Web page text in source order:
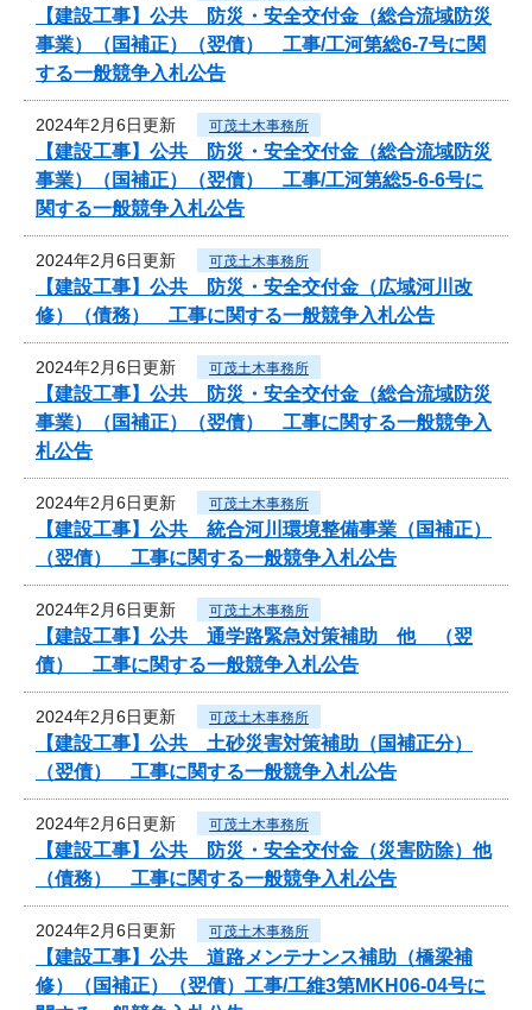
【建設工事】公共 防災・安全交付金（総合流域防災
事業）（国補正）（翌債） 工事/工河第総6-7号に関
する一般競争入札公告
2024年2月6日更新 可茂土木事務所
【建設工事】公共 防災・安全交付金（総合流域防災
事業）（国補正）（翌債） 工事/工河第総5-6-6号に
関する一般競争入札公告
2024年2月6日更新 可茂土木事務所
【建設工事】公共 防災・安全交付金（広域河川改
修）（債務） 工事に関する一般競争入札公告
2024年2月6日更新 可茂土木事務所
【建設工事】公共 防災・安全交付金（総合流域防災
事業）（国補正）（翌債） 工事に関する一般競争入
札公告
2024年2月6日更新 可茂土木事務所
【建設工事】公共 統合河川環境整備事業（国補正）
（翌債） 工事に関する一般競争入札公告
2024年2月6日更新 可茂土木事務所
【建設工事】公共 通学路緊急対策補助 他 （翌
債） 工事に関する一般競争入札公告
2024年2月6日更新 可茂土木事務所
【建設工事】公共 土砂災害対策補助（国補正分）
（翌債） 工事に関する一般競争入札公告
2024年2月6日更新 可茂土木事務所
【建設工事】公共 防災・安全交付金（災害防除）他
（債務） 工事に関する一般競争入札公告
2024年2月6日更新 可茂土木事務所
【建設工事】公共 道路メンテナンス補助（橋梁補
修）（国補正）（翌債）工事/工維3第MKH06-04号に